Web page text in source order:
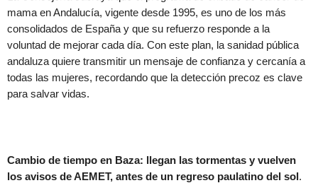
mama en Andalucía, vigente desde 1995, es uno de los más
consolidados de España y que su refuerzo responde a la
voluntad de mejorar cada día. Con este plan, la sanidad pública
andaluza quiere transmitir un mensaje de confianza y cercanía a
todas las mujeres, recordando que la detección precoz es clave
para salvar vidas.
Cambio de tiempo en Baza: llegan las tormentas y vuelven
los avisos de AEMET, antes de un regreso paulatino del sol.